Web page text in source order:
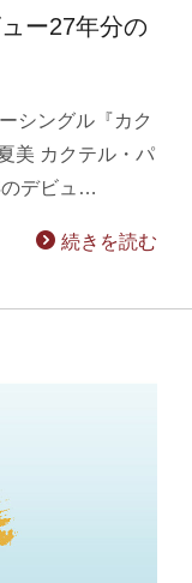
ー27年分の
シングル『カク
美 カクテル・パ
のデビュ…
続きを読む